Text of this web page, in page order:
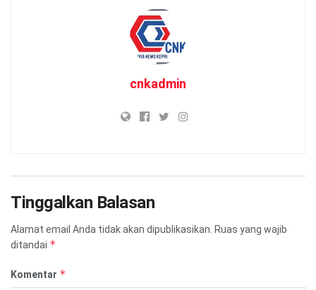
cnkadmin
Tinggalkan Balasan
Alamat email Anda tidak akan dipublikasikan. Ruas yang wajib
ditandai *
Komentar *